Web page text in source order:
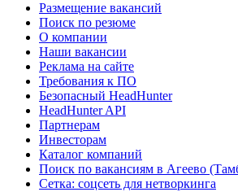
Размещение вакансий
Поиск по резюме
О компании
Наши вакансии
Реклама на сайте
Требования к ПО
Безопасный HeadHunter
HeadHunter API
Партнерам
Инвесторам
Каталог компаний
Поиск по вакансиям в Агеево
Сетка: соцсеть для нетворкинга